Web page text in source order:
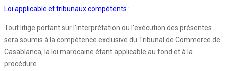
Loi applicable et tribunaux compétents :
Tout litige portant sur l'interprétation ou l'exécution des présentes
sera soumis à la compétence exclusive du Tribunal de Commerce de
Casablanca, la loi marocaine étant applicable au fond et à la
procédure.